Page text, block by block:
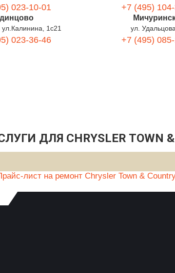
023-10-01 +7 (495)
1с21
023-36-46
ул.
+7 (495)
ДЛЯ CHRYSLER TOWN &
лист на ремонт Chrysler Town &